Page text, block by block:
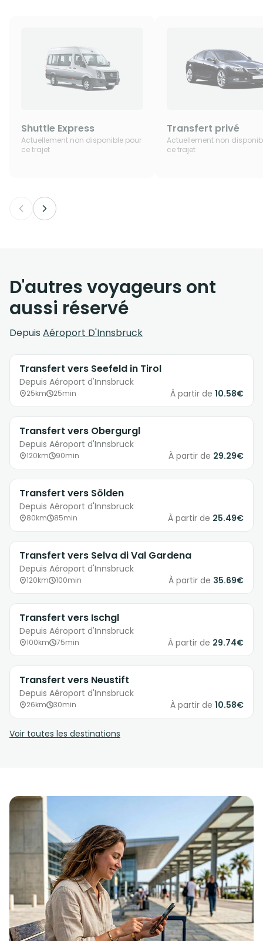
Shuttle Express
Actuellement non disponible pour
ce trajet
Transfert privé
Actuellement non
ce trajet
D'autres voyageurs ont
aussi réservé
Depuis Aéroport D'Innsbruck
Transfert vers Seefeld in Tirol
Depuis Aéroport d'Innsbruck
25km 25min À partir de 10.58€
Transfert vers Obergurgl
Depuis Aéroport d'Innsbruck
120km 90min À partir de 29.29€
Transfert vers Sölden
Depuis Aéroport d'Innsbruck
80km 85min À partir de 25.49€
Transfert vers Selva di Val Gardena
Depuis Aéroport d'Innsbruck
120km 100min À partir de 35.69€
Transfert vers Ischgl
Depuis Aéroport d'Innsbruck
100km 75min À partir de 29.74€
Transfert vers Neustift
Depuis Aéroport d'Innsbruck
26km 30min À partir de 10.58€
Voir toutes les destinations